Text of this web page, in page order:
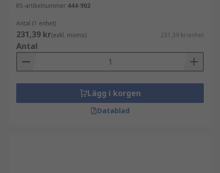
RS-artikelnummer 444-902
Antal (1 enhet)
231,39 kr(exkl. moms) 231,39 kr/enhet
Antal
Lägg i korgen
Datablad